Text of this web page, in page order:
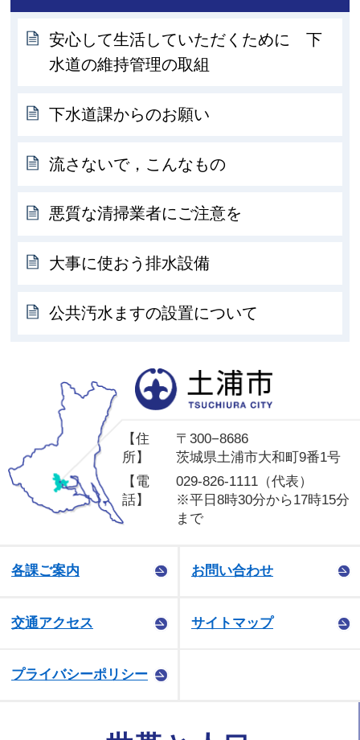
安心して生活していただくために 下
水道の維持管理の取組
下水道課からのお願い
流さないで，こんなもの
悪質な清掃業者にご注意を
大事に使おう排水設備
公共汚水ますの設置について
【住
所】
〒300−8686
茨城県土浦市大和町9番1号
【電
話】
029-826-1111（代表）
※平日8時30分から17時15分
まで
各課ご案内 お問い合わせ
交通アクセス サイトマップ
プライバシーポリシー